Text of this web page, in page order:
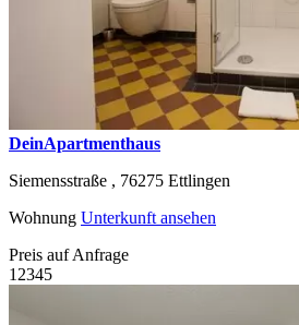
DeinApartmenthaus
Siemensstraße , 76275 Ettlingen
Wohnung Unterkunft ansehen
Preis auf Anfrage
1 2345